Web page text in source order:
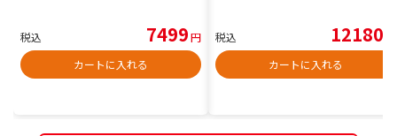
税込 7499円
カートに入れる
税込 12180
カートに入れる